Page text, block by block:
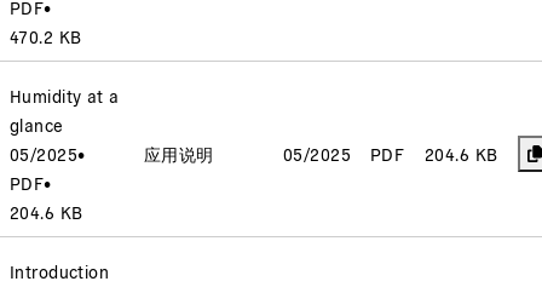
PDF•
470.2 KB
Humidity at a
glance
05/2025•
PDF•
204.6 KB
应用说明 05/2025 PDF 204.6 KB
Introduction